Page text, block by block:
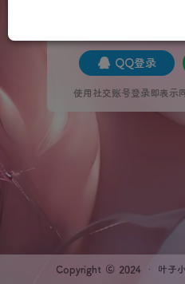
社交账
QQ登录
使用社交账号登录即表示
Copyright © 2024 · 叶子